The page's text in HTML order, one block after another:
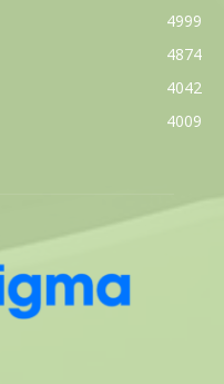
4999
4874
4042
4009